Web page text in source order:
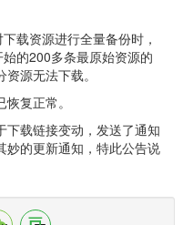
载资源进行全量备份时，
的200多条最原始资源的
源无法下载。
复正常。
下载链接变动，发送了通知
妙的更新通知，特此公告说